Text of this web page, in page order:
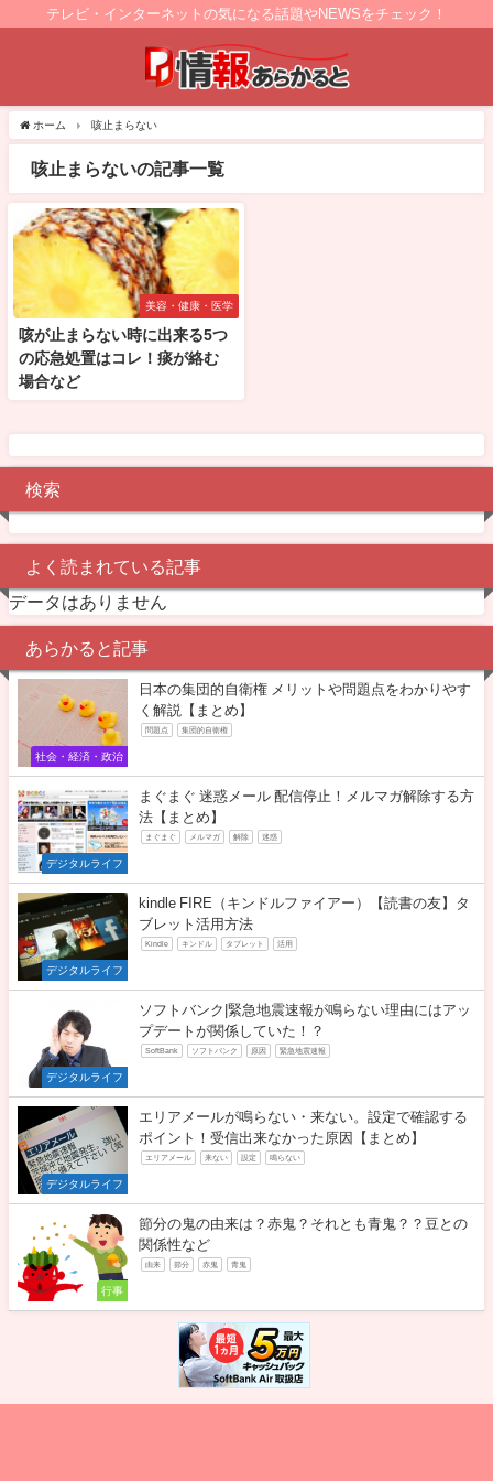
テレビ・インターネットの気になる話題やNEWSをチェック！
ホーム 咳止まらない
咳止まらないの記事一覧
美容・健康・医学
咳が止まらない時に出来る5つ
の応急処置はコレ！痰が絡む
場合など
検索
よく読まれている記事
データはありません
あらかると記事
社会・経済・政治
日本の集団的自衛権 メリットや問題点をわかりやす
く解説【まとめ】
問題点 集団的自衛権
デジタルライフ
まぐまぐ 迷惑メール 配信停止！メルマガ解除する方
法【まとめ】
まぐまぐ メルマガ 解除 迷惑
デジタルライフ
kindle FIRE（キンドルファイアー）【読書の友】タ
ブレット活用方法
Kindle キンドル タブレット 活用
デジタルライフ
ソフトバンク|緊急地震速報が鳴らない理由にはアッ
プデートが関係していた！？
SoftBank ソフトバンク 原因 緊急地震速報
デジタルライフ
エリアメールが鳴らない・来ない。設定で確認する
ポイント！受信出来なかった原因【まとめ】
エリアメール 来ない 設定 鳴らない
行事
節分の鬼の由来は？赤鬼？それとも青鬼？？豆との
関係性など
由来 節分 赤鬼 青鬼